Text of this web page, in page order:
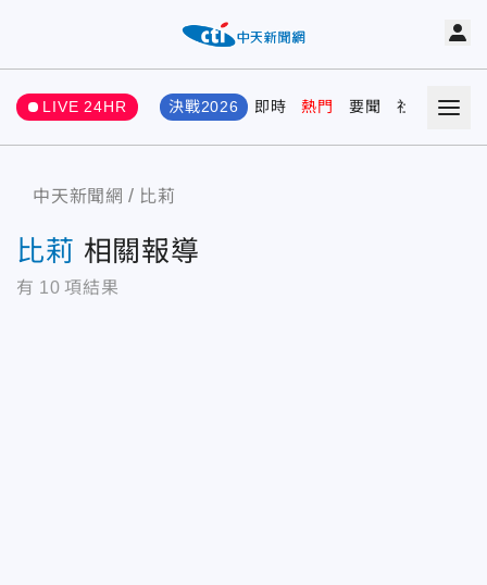
LIVE 24HR 決戰2026 即時 熱門 要聞 社會 娛樂
中天新聞網 比莉
比莉 相關報導
有 10 項結果